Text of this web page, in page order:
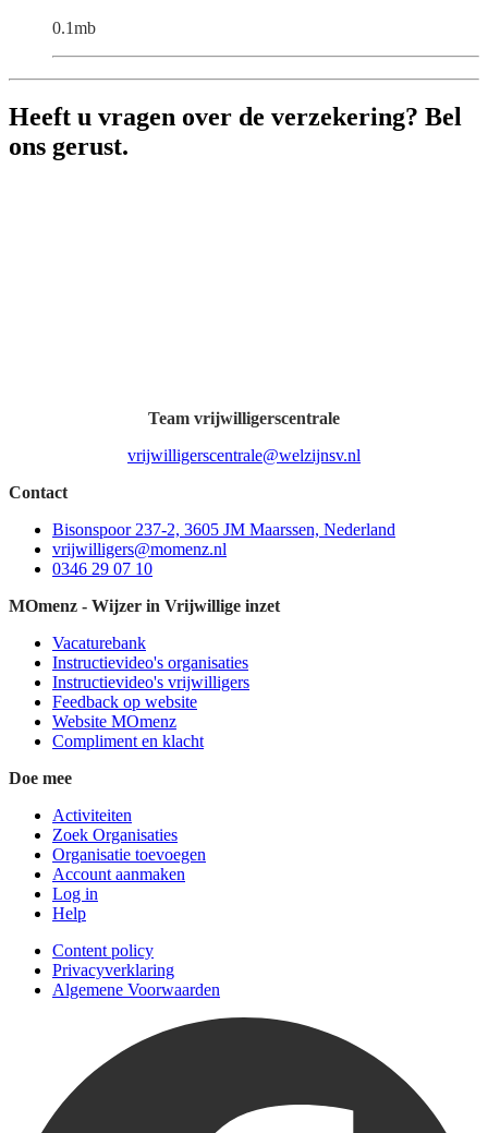
0.1mb
Heeft u vragen over de verzekering? Bel
ons gerust.
Team vrijwilligerscentrale
vrijwilligerscentrale@welzijnsv.nl
Contact
Bisonspoor 237-2, 3605 JM Maarssen, Nederland
vrijwilligers@momenz.nl
0346 29 07 10
MOmenz - Wijzer in Vrijwillige inzet
Vacaturebank
Instructievideo's organisaties
Instructievideo's vrijwilligers
Feedback op website
Website MOmenz
Compliment en klacht
Doe mee
Activiteiten
Zoek Organisaties
Organisatie toevoegen
Account aanmaken
Log in
Help
Content policy
Privacyverklaring
Algemene Voorwaarden